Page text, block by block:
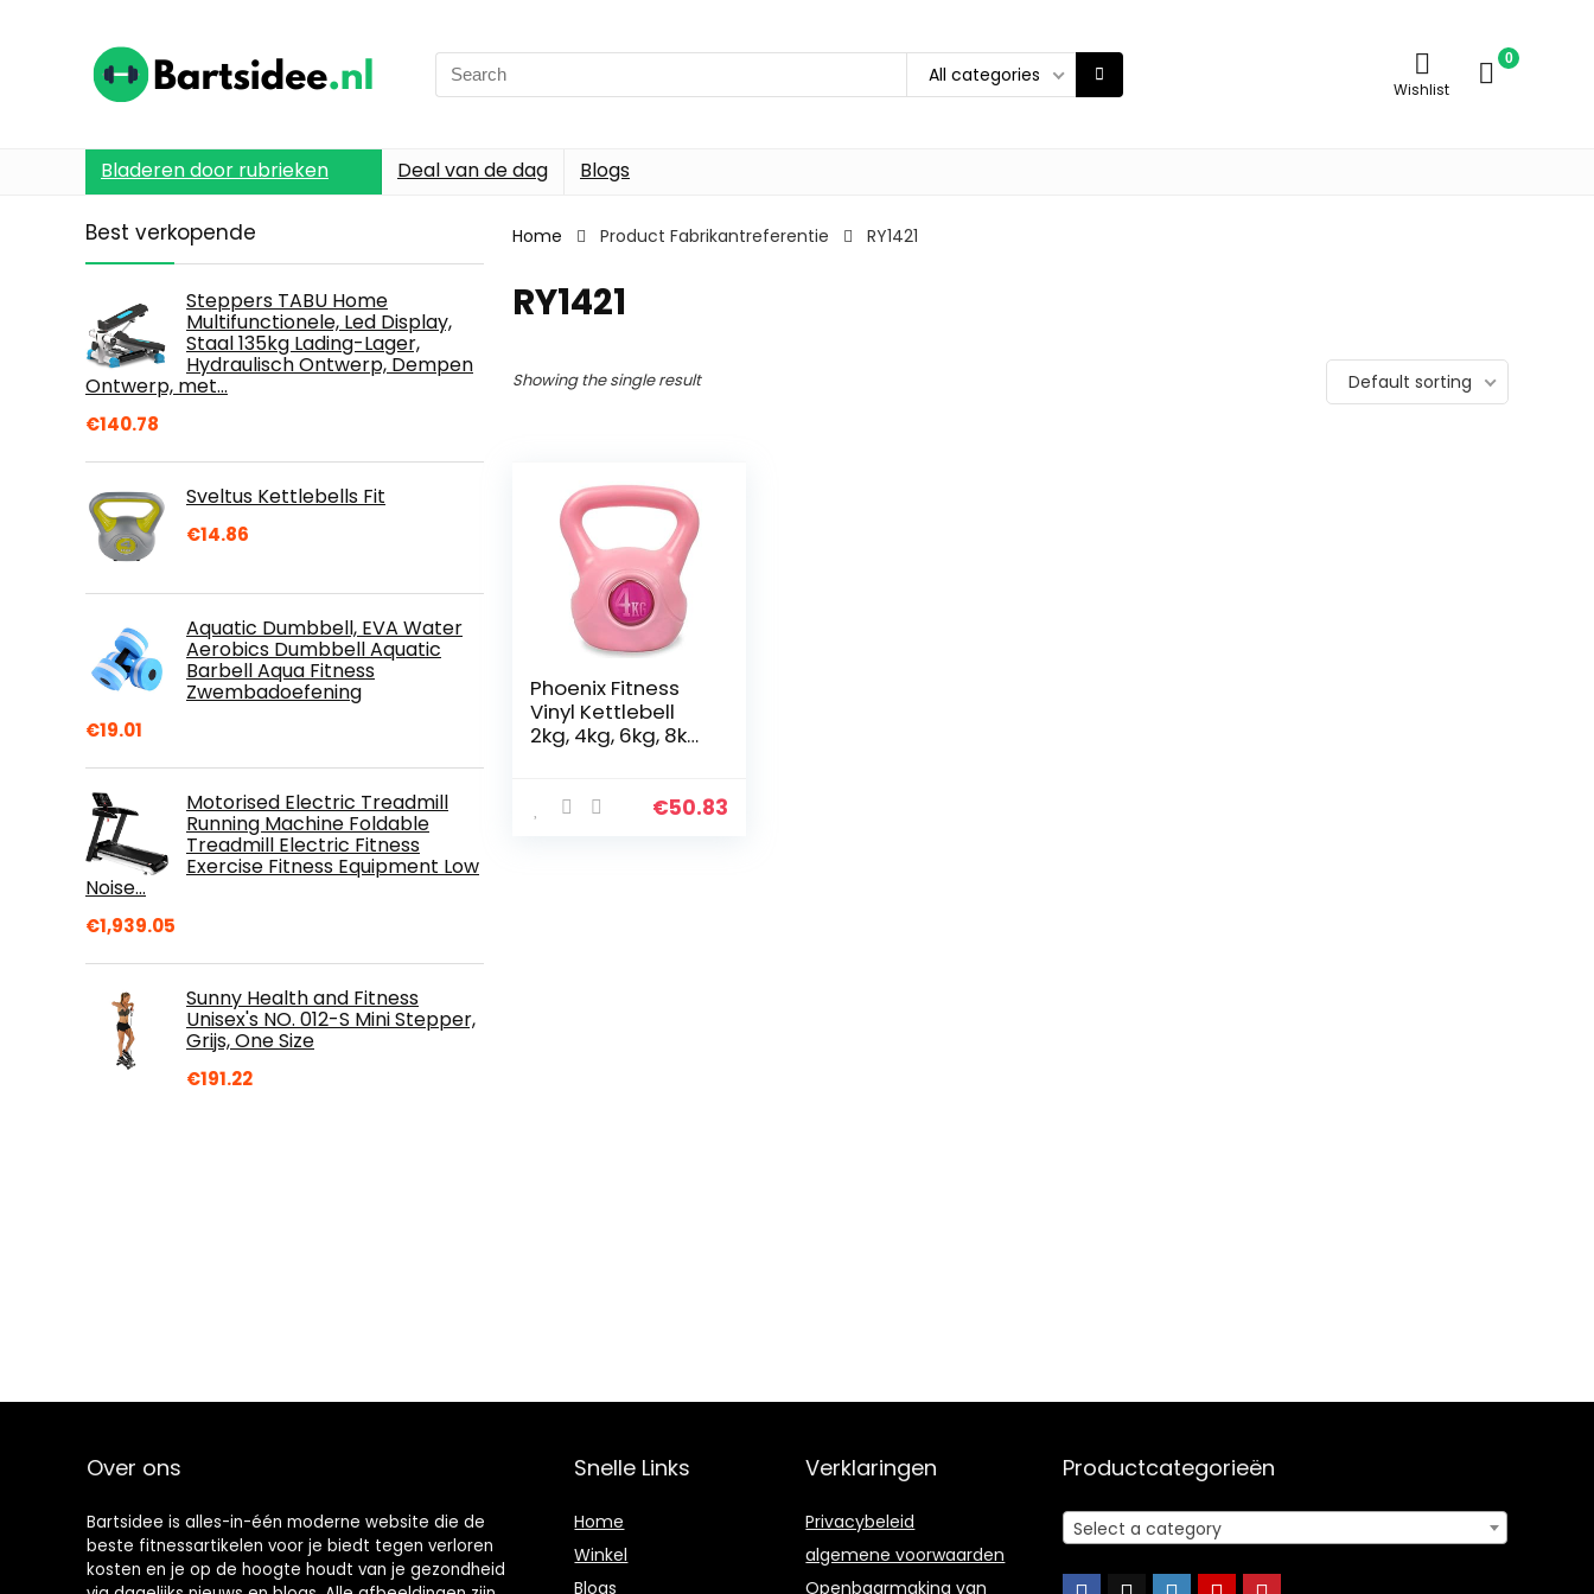
Search
for:
All categories
Wishlist
0
Bladeren door rubrieken Deal van de dag Blogs
Best verkopende
Steppers TABU Home
Multifunctionele, Led Display,
Staal 135kg Lading-Lager,
Hydraulisch Ontwerp, Dempen
Ontwerp, met…
€140.78
Sveltus Kettlebells Fit
€14.86
Aquatic Dumbbell, EVA Water
Aerobics Dumbbell Aquatic
Barbell Aqua Fitness
Zwembadoefening
€19.01
Motorised Electric Treadmill
Running Machine Foldable
Treadmill Electric Fitness
Exercise Fitness Equipment Low
Noise…
€1,939.05
Sunny Health and Fitness
Unisex's NO. 012-S Mini Stepper,
Grijs, One Size
€191.22
Home Product Fabrikantreferentie RY1421
RY1421
Showing the single result Default sorting
Phoenix Fitness
Vinyl Kettlebell
2kg, 4kg, 6kg, 8kg,
gewicht
€50.83
Over ons
Bartsidee is alles-in-één moderne website die de
beste fitnessartikelen voor je biedt tegen verloren
kosten en je op de hoogte houdt van je gezondheid
Snelle Links
Home
Winkel
Blogs
Verklaringen
Privacybeleid
algemene voorwaarden
Openbaarmaking van
Productcategorieën
Select a category